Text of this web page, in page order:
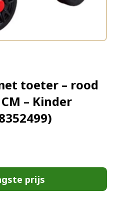
toeter – rood
– Kinder
prijs